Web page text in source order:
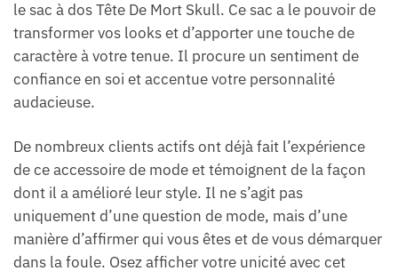
le sac à dos Tête De Mort Skull. Ce sac a le pouvoir de
transformer vos looks et d’apporter une touche de
caractère à votre tenue. Il procure un sentiment de
confiance en soi et accentue votre personnalité
audacieuse.
De nombreux clients actifs ont déjà fait l’expérience
de ce accessoire de mode et témoignent de la façon
dont il a amélioré leur style. Il ne s’agit pas
uniquement d’une question de mode, mais d’une
manière d’affirmer qui vous êtes et de vous démarquer
dans la foule. Osez afficher votre unicité avec cet